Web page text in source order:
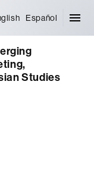
Español
Studies